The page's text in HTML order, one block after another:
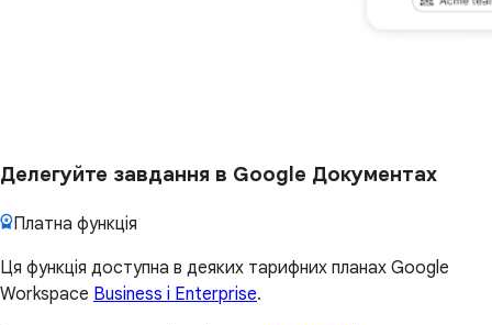
Делегуйте завдання в Google Документах
Платна функція
Ця функція доступна в деяких тарифних планах Google
Workspace Business і Enterprise.